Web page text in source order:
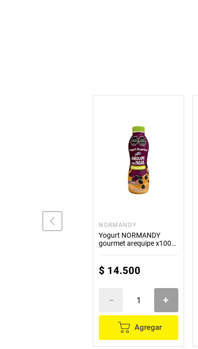
NORMANDY
Yogurt NORMANDY
gourmet arequipe x1000
$ 14.500
Agregar